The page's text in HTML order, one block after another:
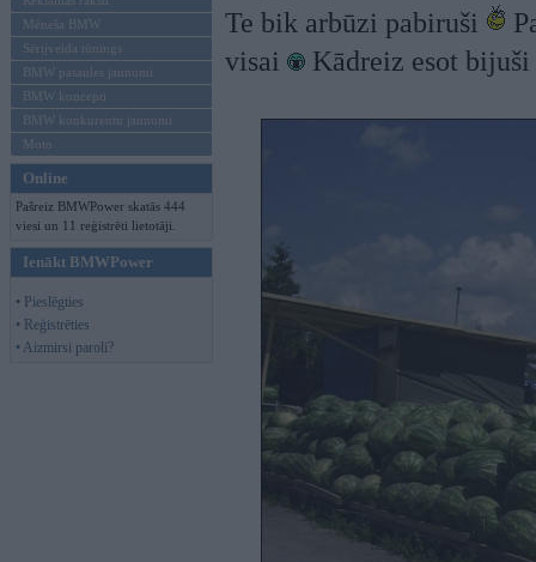
Mēneša BMW
Sērijveida tūnings
BMW pasaules jaunumi
BMW koncepti
BMW konkurentu jaunumi
Moto
Online
Pašreiz BMWPower skatās 444
viesi un 11 reģistrēti lietotāji.
Ienākt BMWPower
• Pieslēgties
• Reģistrēties
• Aizmirsi paroli?
Te bik arbūzi pabiruši
visai
Kādreiz esot